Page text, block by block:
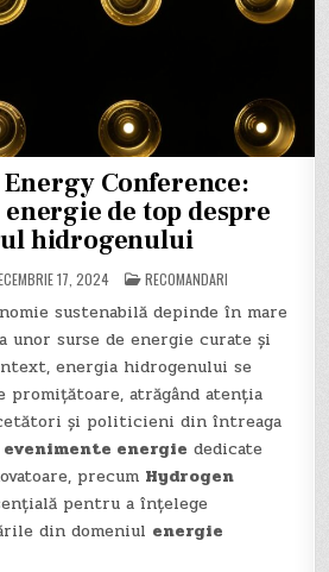
Conference:
de top despre
hidrogenului
17, 2024 POSTED
IN
RECOMANDARI
sustenabilă depinde în mare
unor surse de energie curate și
energia hidrogenului se
promițătoare, atrăgând atenția
și politicieni din întreaga
evenimente energie dedicate
precum Hydrogen
pentru a înțelege
din domeniul energie